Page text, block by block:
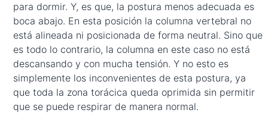
para dormir. Y, es que, la postura menos adecuada es
boca abajo. En esta posición la columna vertebral no
está alineada ni posicionada de forma neutral. Sino que
es todo lo contrario, la columna en este caso no está
descansando y con mucha tensión. Y no esto es
simplemente los inconvenientes de esta postura, ya
que toda la zona torácica queda oprimida sin permitir
que se puede respirar de manera normal.